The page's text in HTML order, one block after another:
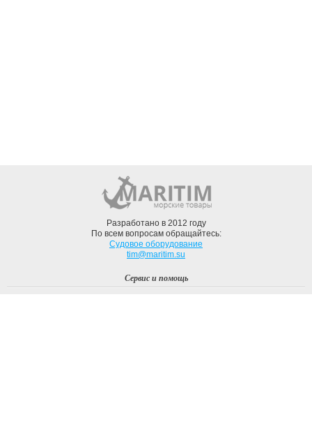
Разработано в 2012 году
По всем вопросам обращайтесь:
Судовое оборудование
tim@maritim.su
Сервис и помощь